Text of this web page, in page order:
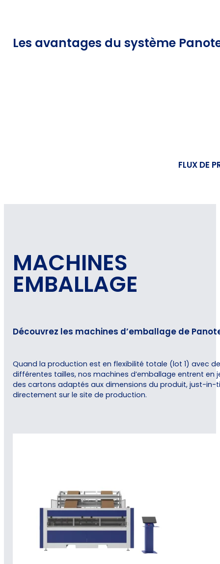
Les avantages du système
FLUX DE
MACHINES
EMBALLAGE
Découvrez les machines d’emballage de
Quand la production est en flexibilité totale (lot 1) avec
différentes tailles, nos machines d’emballage entrent en
des cartons adaptés aux dimensions du produit, just-in-
directement sur le site de production.